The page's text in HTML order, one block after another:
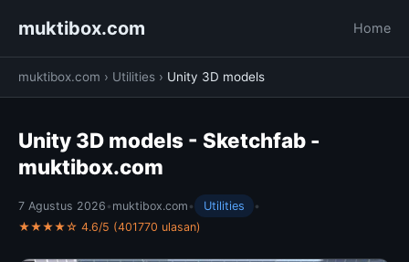
muktibox.com Home
muktibox.com › Utilities › Unity 3D models
Unity 3D models - Sketchfab -
muktibox.com
7 Agustus 2026 • muktibox.com • Utilities
•
★★★★☆ 4.6/5 (401770 ulasan)